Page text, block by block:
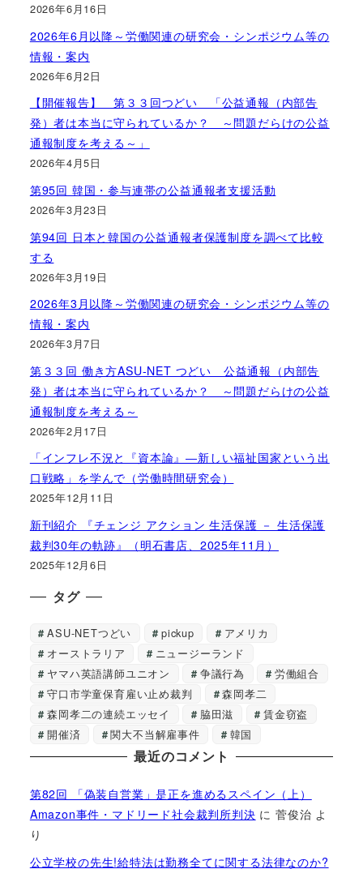
2026年6月16日
2026年6月以降～労働関連の研究会・シンポジウム等の
情報・案内
2026年6月2日
【開催報告】 第３３回つどい 「公益通報（内部告
発）者は本当に守られているか？ ～問題だらけの公益
通報制度を考える～」
2026年4月5日
第95回 韓国・参与連帯の公益通報者支援活動
2026年3月23日
第94回 日本と韓国の公益通報者保護制度を調べて比較
する
2026年3月19日
2026年3月以降～労働関連の研究会・シンポジウム等の
情報・案内
2026年3月7日
第３３回 働き方ASU-NET つどい 公益通報（内部告
発）者は本当に守られているか？ ～問題だらけの公益
通報制度を考える～
2026年2月17日
「インフレ不況と『資本論』―新しい福祉国家という出
口戦略」を学んで（労働時間研究会）
2025年12月11日
新刊紹介 『チェンジ アクション 生活保護 － 生活保護
裁判30年の軌跡』（明石書店、2025年11月）
2025年12月6日
タグ
ASU-NETつどい pickup
アメリカ
オーストラリア
ニュージーランド
ヤマハ英語講師ユニオン
争議行為
労働組合
守口市学童保育雇い止め裁判
森岡孝二
森岡孝二の連続エッセイ
脇田滋
賃金窃盗
開催済
関大不当解雇事件 韓国
最近のコメント
第82回 「偽装自営業」是正を進めるスペイン（上）
Amazon事件・マドリード社会裁判所判決 に菅俊治 よ
り
公立学校の先生!給特法は勤務全てに関する法律なのか?